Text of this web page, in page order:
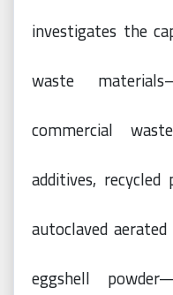
investigates the
waste
commercial
additives,
autoclaved
eggshell